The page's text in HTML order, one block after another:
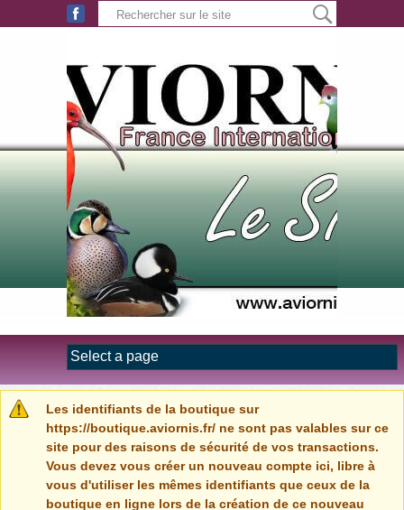
Aller au contenu principal
Message d'avertissement
Les identifiants de la boutique sur
https://boutique.aviornis.fr/ ne sont pas valables sur ce
site pour des raisons de sécurité de vos transactions.
Vous devez vous créer un nouveau compte ici, libre à
vous d'utiliser les mêmes identifiants que ceux de la
boutique en ligne lors de la création de ce nouveau